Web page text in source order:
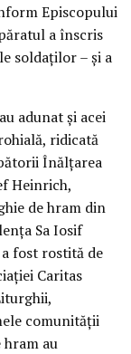
Episcopului
a înscris
soldaților – și a
adunat și acei
ridicată
Înălțarea
Heinrich,
de hram din
Sa Iosif
fost rostită de
Caritas
comunității
hram au